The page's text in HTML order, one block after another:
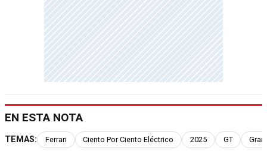
EN ESTA NOTA
TEMAS: Ferrari Ciento Por Ciento Eléctrico 2025 GT